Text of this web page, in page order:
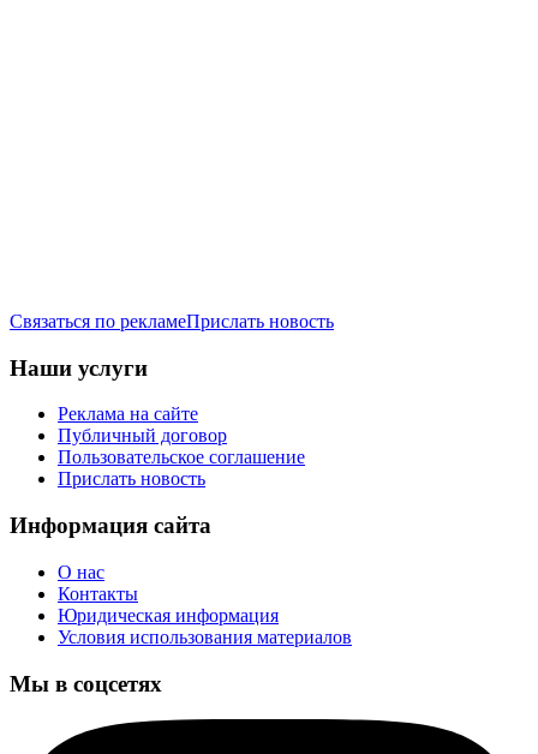
Связаться по рекламеПрислать новость
Наши услуги
Реклама на сайте
Публичный договор
Пользовательское соглашение
Прислать новость
Информация сайта
О нас
Контакты
Юридическая информация
Условия использования материалов
Мы в соцсетях